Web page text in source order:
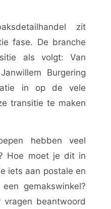
zit
fase. De branche
als volgt: Van
Janwillem Burgering
in op de vele
transitie te maken
hebben veel
Hoe moet je dit in
iets aan postale en
gemakswinkel?
beantwoord